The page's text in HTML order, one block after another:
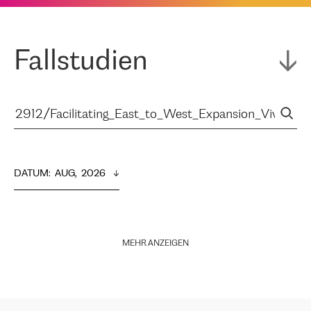
Fallstudien
DATUM: AUG,  2026
MEHR ANZEIGEN